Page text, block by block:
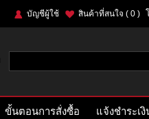
สินค้าที่สนใจ ( 0 )
บัญชีผู้ใช้
ขั้นตอนการสั่งซื้อ แจ้งชำระเงิ